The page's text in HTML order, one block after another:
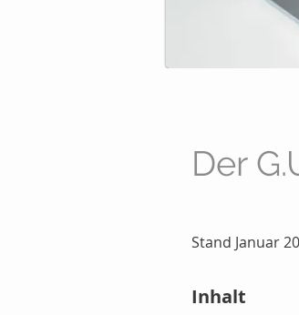
Der
Stand Januar
Inhalt